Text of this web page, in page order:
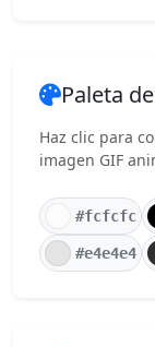
Paleta
Haz clic para
imagen GIF
#fcfcfc
#e4e4e4